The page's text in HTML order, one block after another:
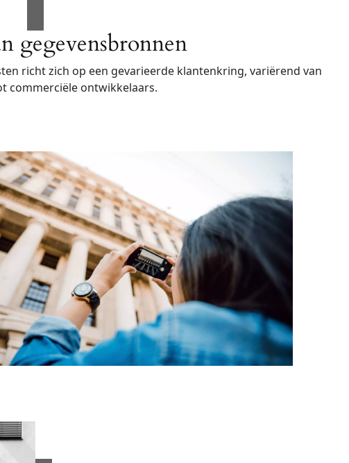
gegevensbronnen
richt zich op een gevarieerde klantenkring, variërend van
commerciële ontwikkelaars.